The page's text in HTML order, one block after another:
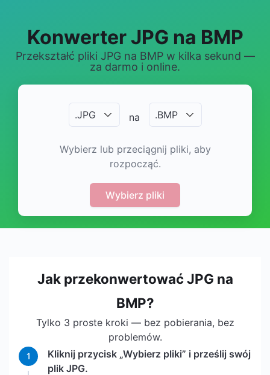
Konwerter JPG na BMP
Przekształć pliki JPG na BMP w kilka sekund —
za darmo i online.
.JPG na .BMP
Wybierz lub przeciągnij pliki, aby
rozpocząć.
Wybierz pliki
Jak przekonwertować JPG na
BMP?
Tylko 3 proste kroki — bez pobierania, bez
problemów.
1
Kliknij przycisk „Wybierz pliki” i prześlij swój
plik JPG.